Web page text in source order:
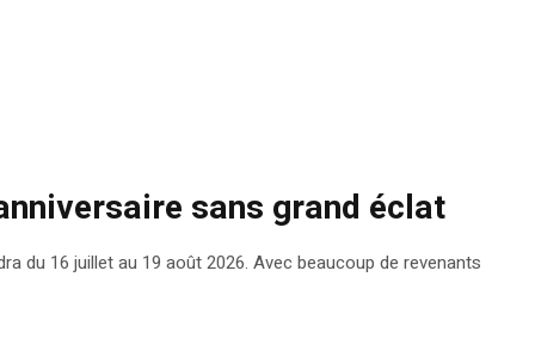
sans grand éclat
du 16 juillet au 19 août 2026. Avec beaucoup de revenants